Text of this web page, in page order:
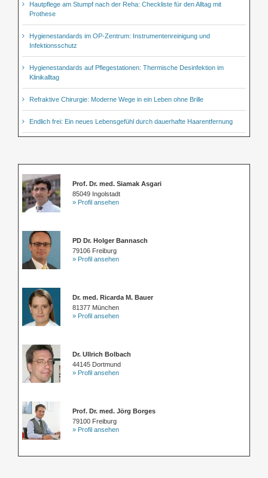
Hautpflege am Stumpf nach der Reha: Checkliste für den Alltag mit
Prothese
Hygienestandards im OP-Zentrum: Instrumentenreinigung und
Infektionsschutz
Hygienestandards auf Pflegestationen: Thermische Desinfektion im
Klinikalltag
Refraktive Chirurgie: Moderne Wege in ein Leben ohne Brille
Endlich frei: Ein neues Lebensgefühl durch dauerhafte Haarentfernung
Prof. Dr. med. Siamak Asgari
85049 Ingolstadt
» Profil ansehen
PD Dr. Holger Bannasch
79106 Freiburg
» Profil ansehen
Dr. med. Ricarda M. Bauer
81377 München
» Profil ansehen
Dr. Ullrich Bolbach
44145 Dortmund
» Profil ansehen
Prof. Dr. med. Jörg Borges
79100 Freiburg
» Profil ansehen